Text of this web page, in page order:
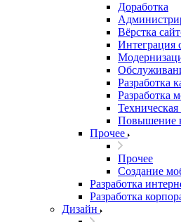
Доработка
Вёрстка
Интеграция
Разработка
Разработка
Повышение
Прочее
Прочее
Создание
Разработка
Разработка
Дизайн